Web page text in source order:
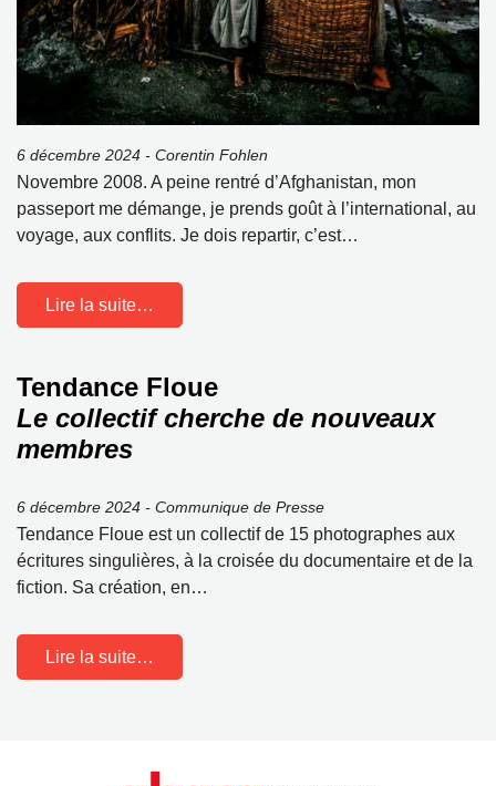
6 décembre 2024 - Corentin Fohlen
Novembre 2008. A peine rentré d’Afghanistan, mon
passeport me démange, je prends goût à l’international, au
voyage, aux conflits. Je dois repartir, c’est…
Lire la suite…
Tendance Floue
Le collectif cherche de nouveaux
membres
6 décembre 2024 - Communique de Presse
Tendance Floue est un collectif de 15 photographes aux
écritures singulières, à la croisée du documentaire et de la
fiction. Sa création, en…
Lire la suite…